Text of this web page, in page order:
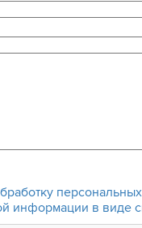
информации в виде